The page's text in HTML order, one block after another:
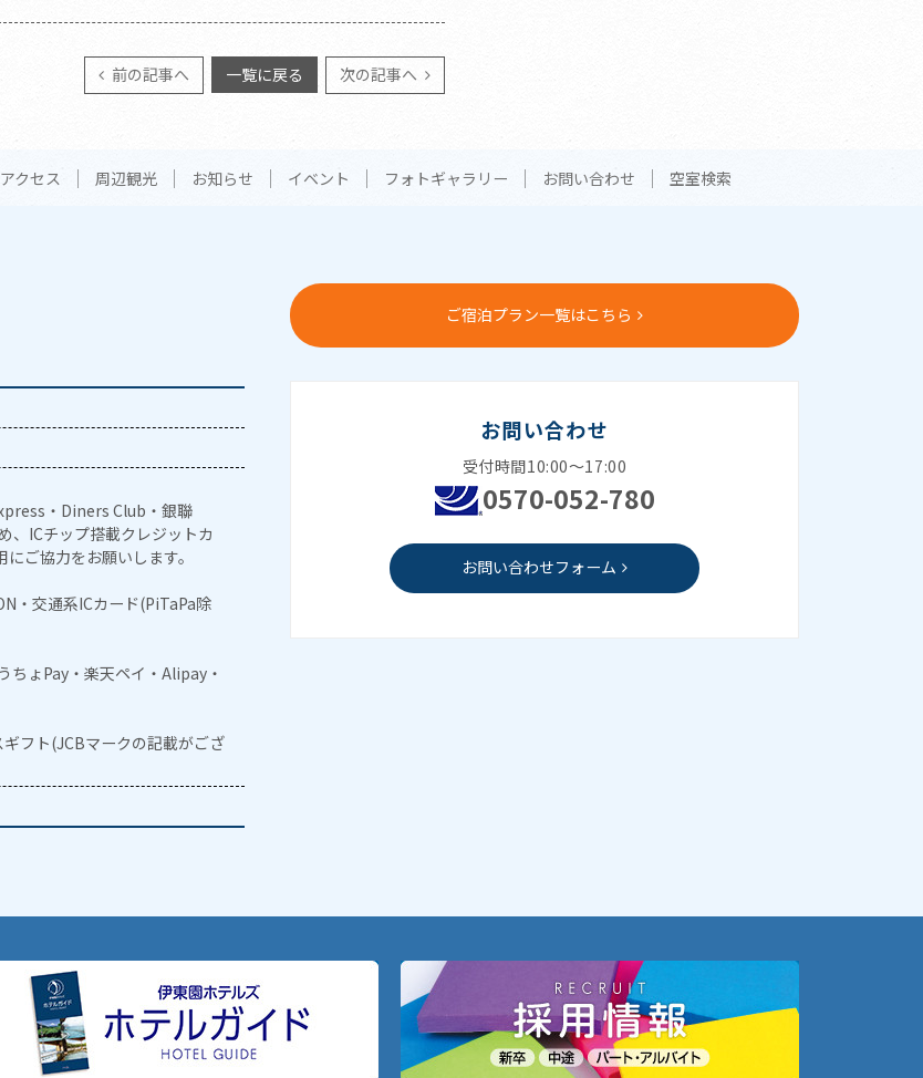
前の記事へ 一覧に戻る 次の記事へ
アクセス 周辺観光 お知らせ イベント フォトギャラリー お問い合わせ 空室検索
・Diners Club・銀聯
、ICチップ搭載クレジットカ
ご協力をお願いします。
・交通系ICカード(PiTaPa除
ちょPay・楽天ペイ・Alipay・
フト(JCBマークの記載がござ
ご宿泊プラン一覧はこちら
お問い合わせ
受付時間10:00～17:00
0570-052-780
お問い合わせフォーム